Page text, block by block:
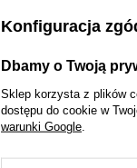
Konfiguracja
Dbamy o Twoją
Sklep korzysta z plików
dostępu do cookie w
warunki Google